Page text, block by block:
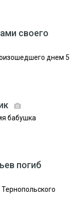
своего
днем 5
бабушка
погиб